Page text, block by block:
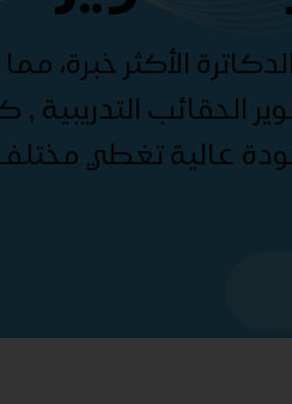
الأكثر خبرة،
الحقائب التدريبية ,
عالية تغطي